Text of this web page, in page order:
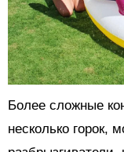
Более сложные
несколько горок,